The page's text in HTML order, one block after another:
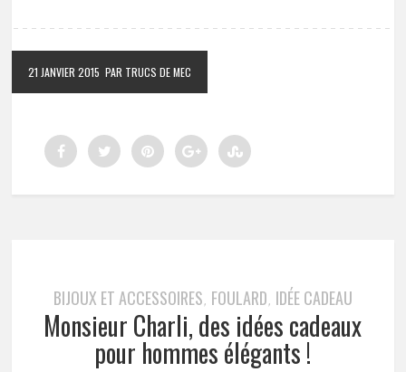
21 JANVIER 2015 PAR TRUCS DE MEC
BIJOUX ET ACCESSOIRES, FOULARD, IDÉE CADEAU
Monsieur Charli, des idées cadeaux
pour hommes élégants !